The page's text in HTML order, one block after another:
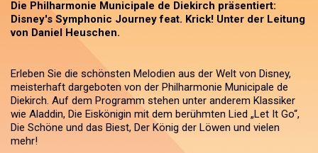
Die Philharmonie Municipale de Diekirch präsentiert:
Disney's Symphonic Journey feat. Krick! Unter der Leitung
von Daniel Heuschen.
Erleben Sie die schönsten Melodien aus der Welt von Disney,
meisterhaft dargeboten von der Philharmonie Municipale de
Diekirch. Auf dem Programm stehen unter anderem Klassiker
wie Aladdin, Die Eiskönigin mit dem berühmten Lied „Let It Go“,
Die Schöne und das Biest, Der König der Löwen und vielen
mehr!